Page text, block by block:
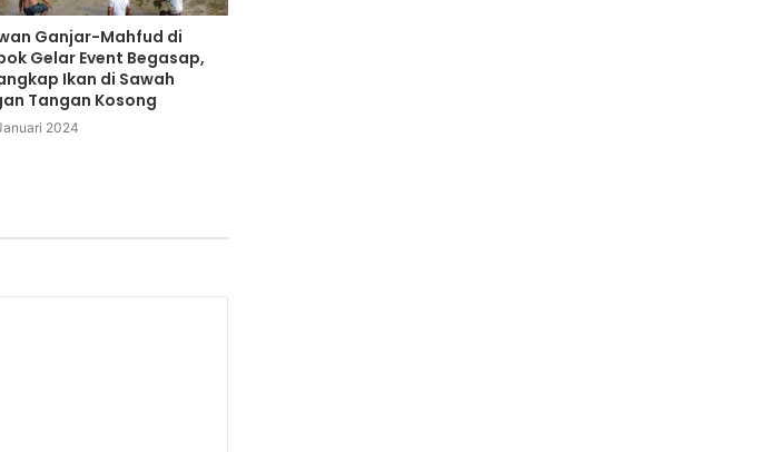
Ganjar-Mahfud di
Gelar Event Begasap,
Ikan di Sawah
Tangan Kosong
2024